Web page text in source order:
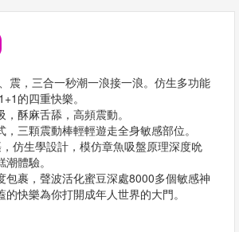
震，三合一秒潮一浪接一浪。仿生多功能
的四重快樂。
酥麻舌舔，高頻震動。
三顆震動棒輕輕遊走全身敏感部位。
仿生學設計，模仿章魚吸盤原理深度吮
體驗。
包裹，聲波活化蜜豆深處8000多個敏感神
快樂為你打開成年人世界的大門。